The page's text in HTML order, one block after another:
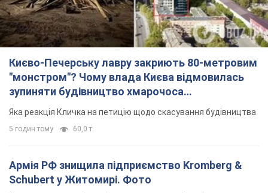
Києво-Печерську лавру закриють 80-метровим
"монстром"? Чому влада Києва відмовилась
зупиняти будівництво хмарочоса
"московського вірянина"
Яка реакція Кличка на петицію щодо скасування будівництва
5 годин тому 60,0 т.
Армія РФ знищила підприємство Kromberg &
Schubert у Житомирі. Фото